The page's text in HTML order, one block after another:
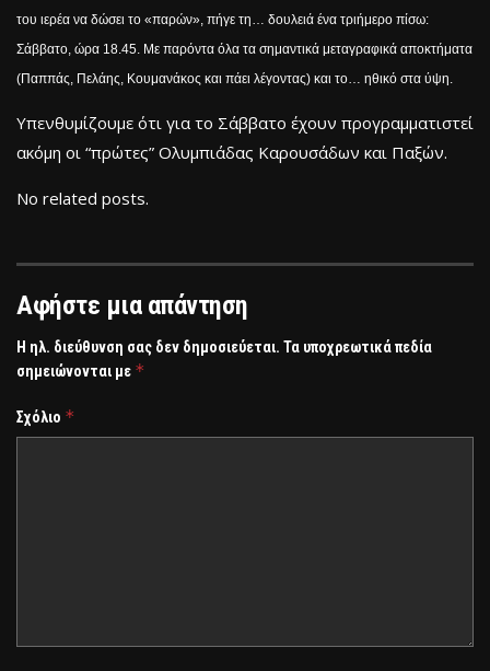
του ιερέα να δώσει το «παρών», πήγε τη… δουλειά ένα τριήμερο πίσω:
Σάββατο, ώρα 18.45. Με παρόντα όλα τα σημαντικά μεταγραφικά αποκτήματα
(Παππάς, Πελάης, Κουμανάκος και πάει λέγοντας) και το… ηθικό στα ύψη.
Yπενθυμίζουμε ότι για το Σάββατο έχουν προγραμματιστεί
ακόμη οι “πρώτες” Ολυμπιάδας Καρουσάδων και Παξών.
No related posts.
Αφήστε μια απάντηση
Η ηλ. διεύθυνση σας δεν δημοσιεύεται. Τα υποχρεωτικά πεδία
σημειώνονται με *
Σχόλιο *